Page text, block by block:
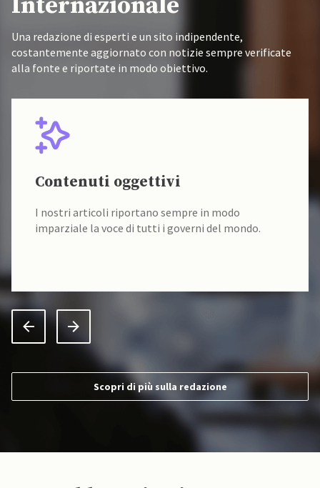
Una redazione di esperti e un sito indipendente,
costantemente aggiornato con notizie sempre verificate
alla fonte e riportate in modo obiettivo.
Contenuti oggettivi
I nostri articoli riportano sempre in modo
imparziale la voce di tutti i governi del mondo.
Scopri di più sulla redazione